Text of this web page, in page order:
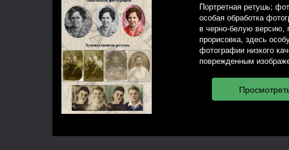
Портретная ретушь;
особая обработка
в черно-белую версию,
прорисовка, здесь
фотографии низкого
поврежденным